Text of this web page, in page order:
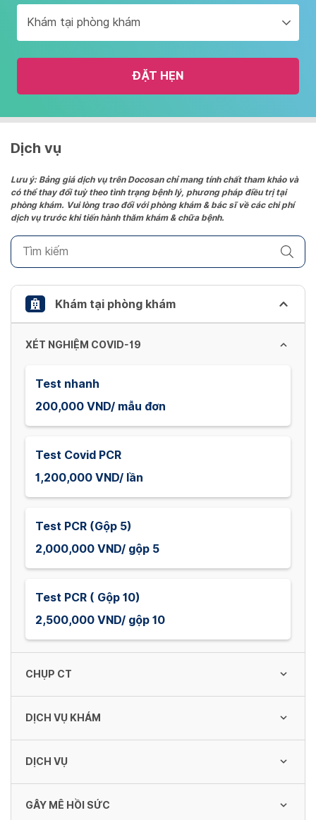
interact
with
the
and
date.
the
question
mark
to
keyboard
shortcuts
changing
Khám tại phòng khám
ĐẶT HẸN
Dịch vụ
Lưu ý: Bảng giá dịch vụ trên Docosan chỉ mang tính chất tham khảo và
có thể thay đổi tuỳ theo tình trạng bệnh lý, phương pháp điều trị tại
phòng khám. Vui lòng trao đổi với phòng khám & bác sĩ về các chi phí
dịch vụ trước khi tiến hành thăm khám & chữa bệnh.
Khám tại phòng khám
XÉT NGHIỆM COVID-19
Test nhanh
200,000 VND/ mẫu đơn
Test Covid PCR
1,200,000 VND/ lần
Test PCR (Gộp 5)
2,000,000 VND/ gộp 5
Test PCR ( Gộp 10)
2,500,000 VND/ gộp 10
CHỤP CT
Chụp cắt lớp vi tính vùng cổ không tiêm
thuốc cản quang - 256 dãy
1,800,000 VND
DỊCH VỤ KHÁM
Dịch vụ đọc kết quả CT
DỊCH VỤ
GÂY MÊ HỒI SỨC